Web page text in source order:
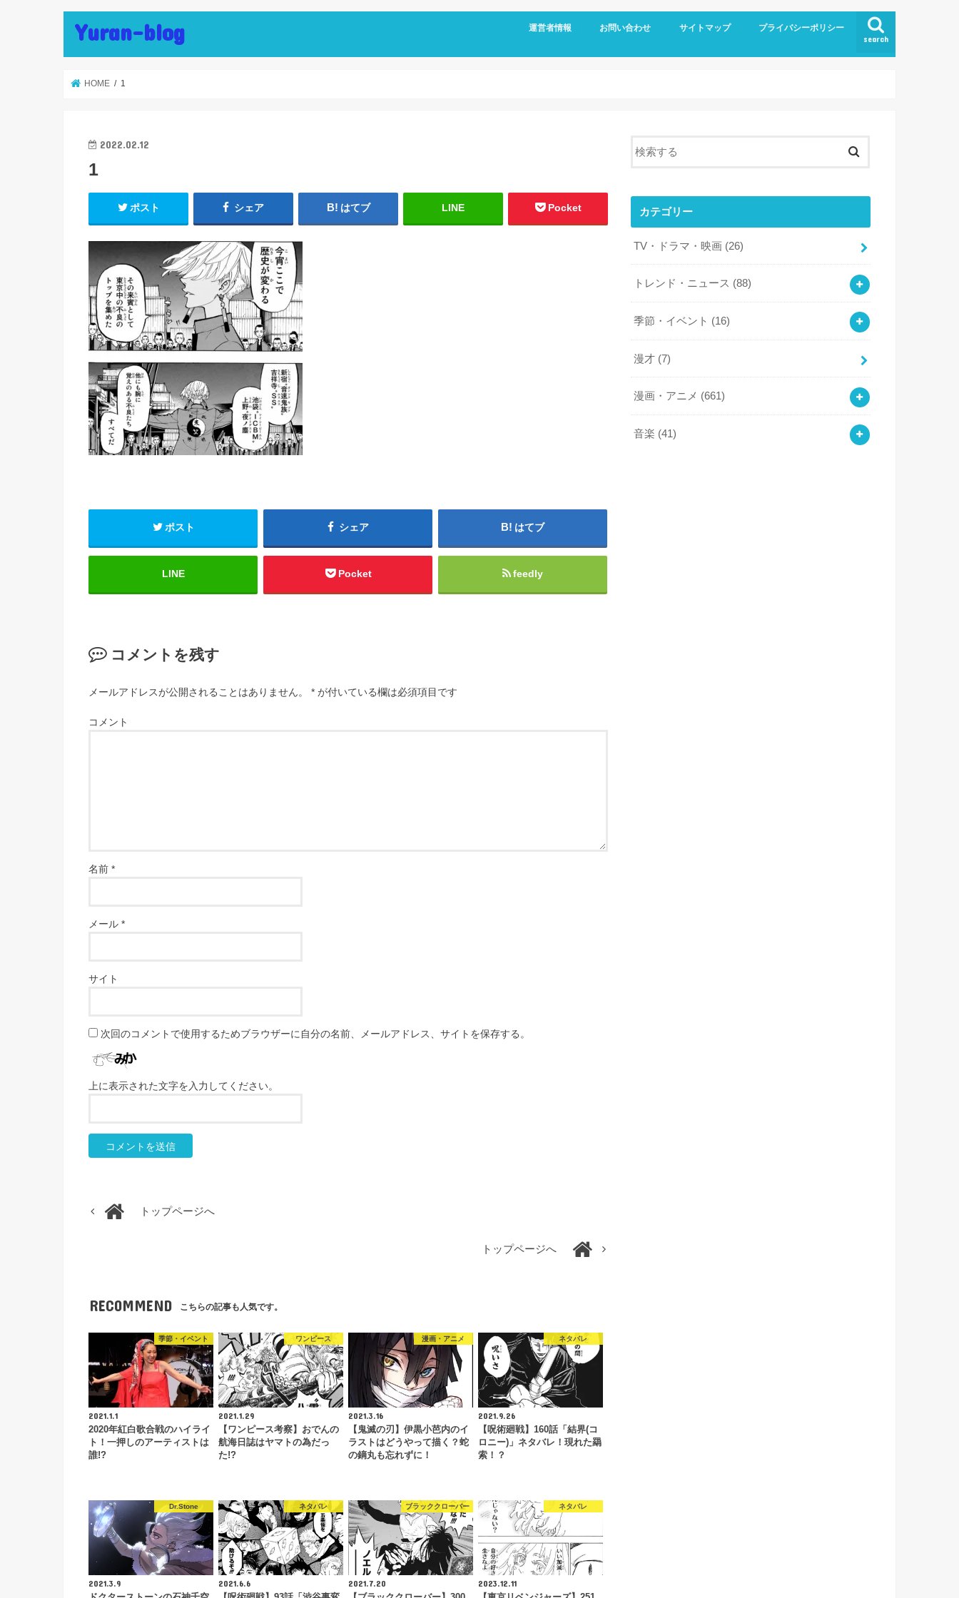
Yuran-blog search
運営者情報 お問い合わせ サイトマップ プライバシーポリシー
HOME 1
2022.02.12
1
ポスト シェア はてブ LINE Pocket
ポスト シェア はてブ
LINE Pocket feedly
コメントを残す
メールアドレスが公開されることはありません。 * が付いている欄は必須項目です
コメント
名前 *
メール *
サイト
次回のコメントで使用するためブラウザーに自分の名前、メールアドレス、サイトを保存する。
上に表示された文字を入力してください。
トップページへ
トップページへ
RECOMMEND こちらの記事も人気です。
季節・イベント
2021.1.1
2020年紅白歌合戦のハイライ
ト！一押しのアーティストは
誰!?
ワンピース
2021.1.29
【ワンピース考察】おでんの
航海日誌はヤマトの為だっ
た!?
漫画・アニメ
2021.3.16
【鬼滅の刃】伊黒小芭内のイ
ラストはどうやって描く？蛇
の鏑丸も忘れずに！
ネタバレ
2021.9.26
【呪術廻戦】160話「結界(コ
ロニー)」ネタバレ！現れた羂
索！？
Dr.Stone
2021.3.9
ネタバレ
2021.6.6
ブラッククローバー
2021.7.20
ネタバレ
2023.12.11
カテゴリー
TV・ドラマ・映画 (26)
トレンド・ニュース (88)
季節・イベント (16)
漫才 (7)
漫画・アニメ (661)
音楽 (41)